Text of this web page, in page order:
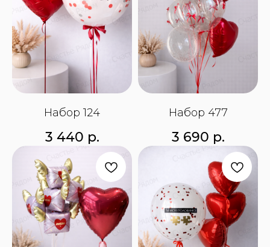
Набор 124
3 440 р.
Набор 477
3 690 р.